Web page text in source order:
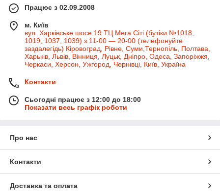
Працює з 02.09.2008
м. Київ
вул. Харківське шосе,19 ТЦ Мега Сіті (бутіки №1018,
1019, 1037, 1039) з 11-00 — 20-00 (телефонуйте
заздалегідь) Кіровоград, Рівне, Суми,Тернопіль, Полтава,
Харьків, Львів, Вінниця, Луцьк, Дніпро, Одеса, Запоріжжя,
Черкаси, Херсон, Ужгород, Чернівці, Київ, Україна
Контакти
Сьогодні працює з 12:00 до 18:00
Показати весь графік роботи
Про нас
Контакти
Доставка та оплата